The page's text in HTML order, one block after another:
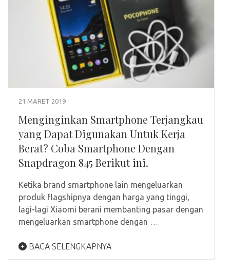
21 MARET 2019
Menginginkan Smartphone Terjangkau
yang Dapat Digunakan Untuk Kerja
Berat? Coba Smartphone Dengan
Snapdragon 845 Berikut ini.
Ketika brand smartphone lain mengeluarkan
produk flagshipnya dengan harga yang tinggi,
lagi-lagi Xiaomi berani membanting pasar dengan
mengeluarkan smartphone dengan …
BACA SELENGKAPNYA